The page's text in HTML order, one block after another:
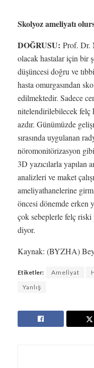
Skolyoz ameliyatı
DOĞRUSU: Prof. Dr.
olacak hastalar için bir
düşüncesi doğru ve
hasta omurgasından
edilmektedir. Sadece
nitelendirilebilecek felç
azdır. Günümüzde
sırasında uygulanan
nöromonitörizasyon
3D yazıcılarla yapılan
analizleri ve maket
ameliyathanelerine
öncesi dönemde erken
çok sebeplerle felç riski
diyor.
Kaynak: (BYZHA)
Etiketler: Ameli̇yat
Yanlış